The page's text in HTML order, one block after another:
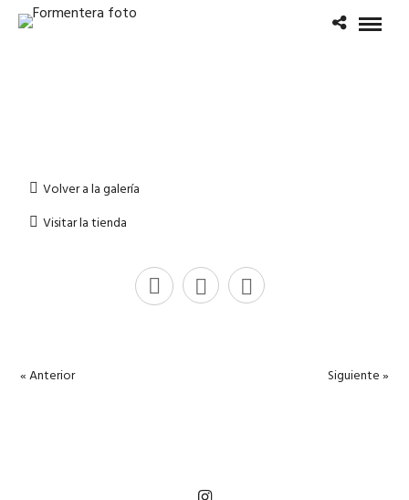
Volver a la galería
Visitar la tienda
« Anterior Siguiente »